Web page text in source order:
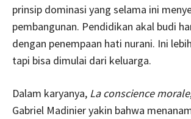
prinsip dominasi yang selama ini
pembangunan. Pendidikan akal budi
dengan penempaan hati nurani. Ini
tapi bisa dimulai dari keluarga.
Dalam karyanya, La conscience morale
Gabriel Madinier yakin bahwa